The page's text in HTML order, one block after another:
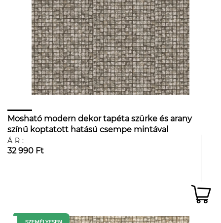
Mosható modern dekor tapéta szürke és arany
színű koptatott hatású csempe mintával
ÁR:
32 990 Ft